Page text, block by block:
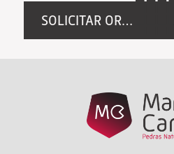
SOLICITAR ORÇAMENTO EM PEDRA NATURAL